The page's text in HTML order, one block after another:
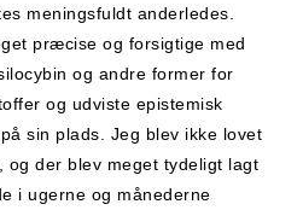
meningsfuldt anderledes.
præcise og forsigtige med
og andre former for
og udviste epistemisk
sin plads. Jeg blev ikke lovet
og der blev meget tydeligt lagt
i ugerne og månederne